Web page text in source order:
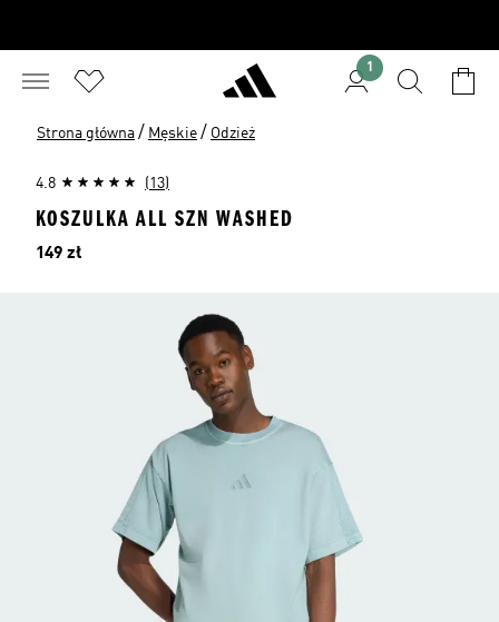
1
Strona główna / Męskie / Odzież
4.8 (13)
KOSZULKA ALL SZN WASHED
Cena
149 zł